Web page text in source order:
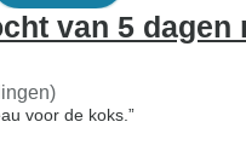
van 5 dagen
voor de koks.”